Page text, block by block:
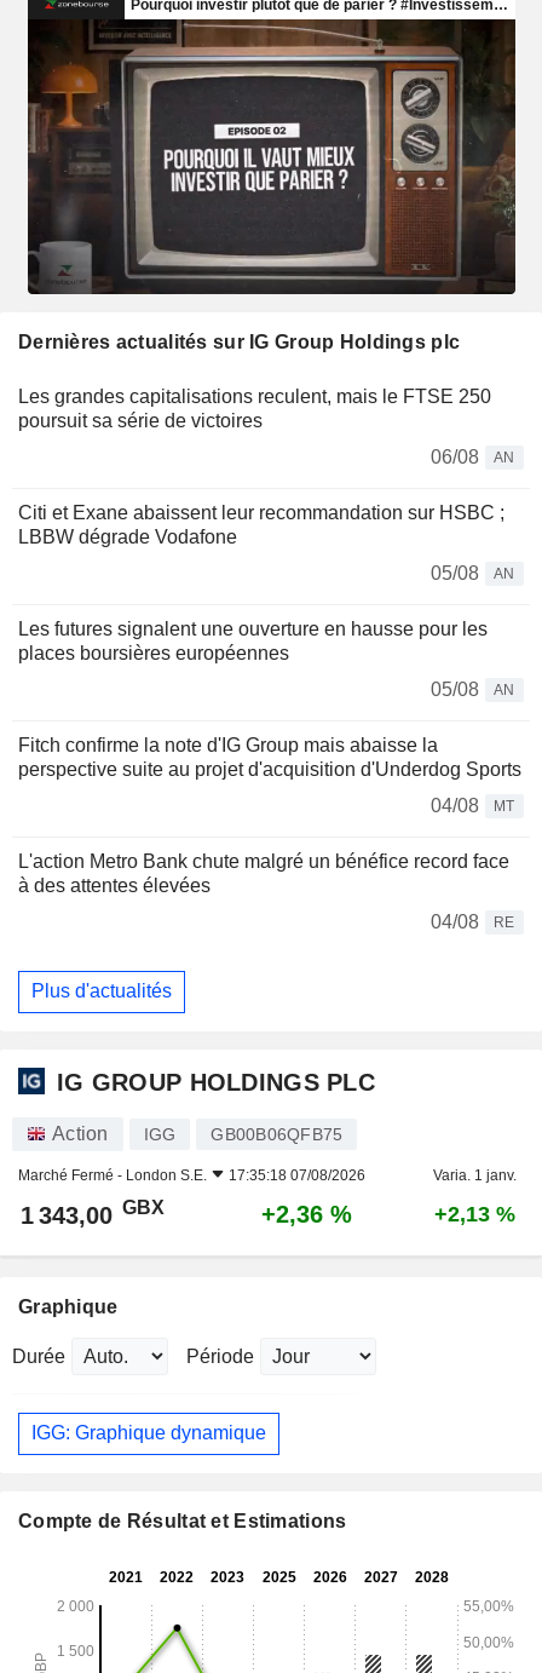
Dernières actualités sur IG Group Holdings plc
Les grandes capitalisations reculent, mais le FTSE 250
poursuit sa série de victoires
06/08
AN
Citi et Exane abaissent leur recommandation sur HSBC ;
LBBW dégrade Vodafone
05/08
AN
Les futures signalent une ouverture en hausse pour les
places boursières européennes
05/08
AN
Fitch confirme la note d'IG Group mais abaisse la
perspective suite au projet d'acquisition d'Underdog Sports
04/08
MT
L'action Metro Bank chute malgré un bénéfice record face
à des attentes élevées
04/08
RE
Plus d'actualités
IG GROUP HOLDINGS PLC
Action IGG GB00B06QFB75
Marché Fermé - London S.E. 17:35:18 07/08/2026 Varia. 1 janv.
1 343,00 GBX +2,36 % +2,13 %
Graphique
Durée Période
IGG: Graphique dynamique
Compte de Résultat et Estimations